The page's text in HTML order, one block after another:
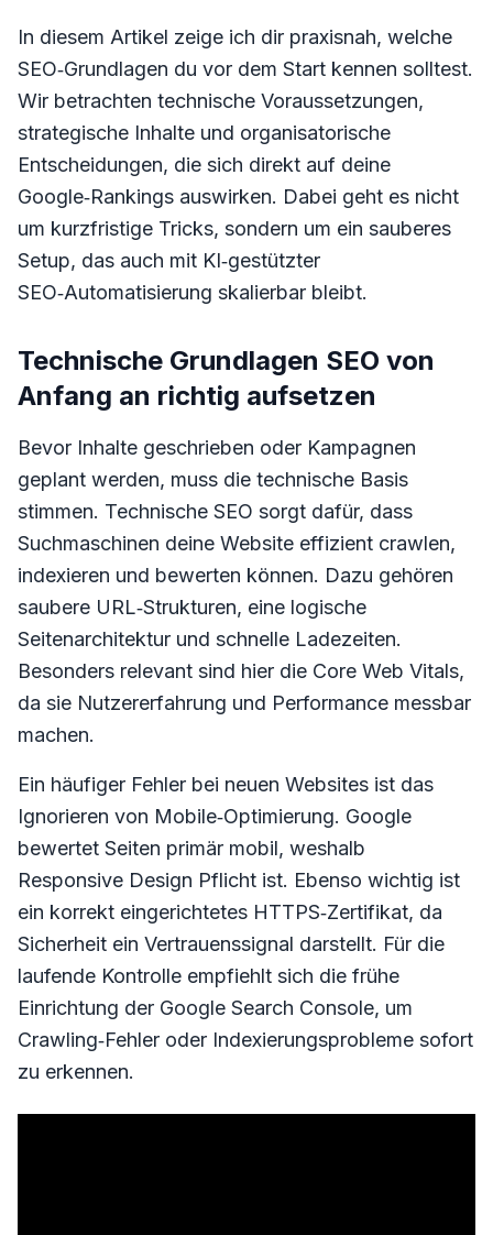
In diesem Artikel zeige ich dir praxisnah, welche
SEO‑Grundlagen du vor dem Start kennen solltest.
Wir betrachten technische Voraussetzungen,
strategische Inhalte und organisatorische
Entscheidungen, die sich direkt auf deine
Google‑Rankings auswirken. Dabei geht es nicht
um kurzfristige Tricks, sondern um ein sauberes
Setup, das auch mit KI‑gestützter
SEO‑Automatisierung skalierbar bleibt.
Technische Grundlagen SEO von
Anfang an richtig aufsetzen
Bevor Inhalte geschrieben oder Kampagnen
geplant werden, muss die technische Basis
stimmen. Technische SEO sorgt dafür, dass
Suchmaschinen deine Website effizient crawlen,
indexieren und bewerten können. Dazu gehören
saubere URL‑Strukturen, eine logische
Seitenarchitektur und schnelle Ladezeiten.
Besonders relevant sind hier die Core Web Vitals,
da sie Nutzererfahrung und Performance messbar
machen.
Ein häufiger Fehler bei neuen Websites ist das
Ignorieren von Mobile‑Optimierung. Google
bewertet Seiten primär mobil, weshalb
Responsive Design Pflicht ist. Ebenso wichtig ist
ein korrekt eingerichtetes HTTPS‑Zertifikat, da
Sicherheit ein Vertrauenssignal darstellt. Für die
laufende Kontrolle empfiehlt sich die frühe
Einrichtung der Google Search Console, um
Crawling‑Fehler oder Indexierungsprobleme sofort
zu erkennen.